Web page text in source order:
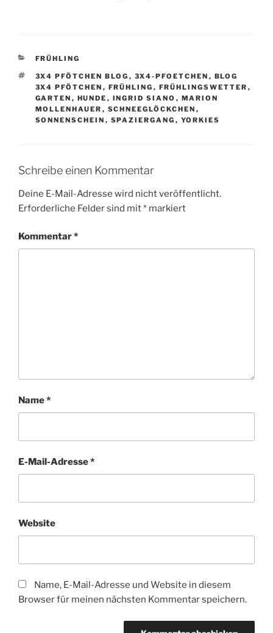
KATEGORIEN
FRÜHLING
SCHLAGWÖRTER
3X4 PFÖTCHEN BLOG , 3X4-PFOETCHEN , BLOG
3X4 PFÖTCHEN , FRÜHLING , FRÜHLINGSWETTER ,
GARTEN , HUNDE , INGRID SIANO , MARION
MOLLENHAUER , SCHNEEGLÖCKCHEN ,
SONNENSCHEIN , SPAZIERGANG , YORKIES
Schreibe einen Kommentar
Deine E-Mail-Adresse wird nicht veröffentlicht.
Erforderliche Felder sind mit* markiert
Kommentar*
Name*
E-Mail-Adresse*
Website
Name, E-Mail-Adresse und Website in diesem
Browser für meinen nächsten Kommentar speichern.